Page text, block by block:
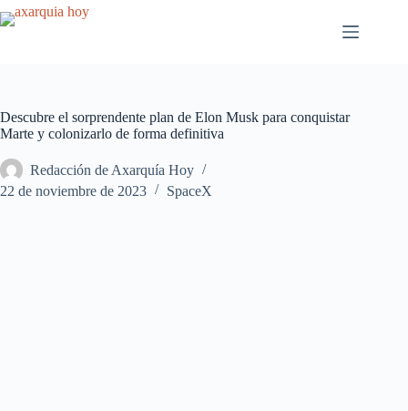
Saltar
al
Descubre el sorprendente plan de Elon Musk para conquistar
Marte y colonizarlo de forma definitiva
Redacción de Axarquía Hoy
22 de noviembre de 2023
SpaceX